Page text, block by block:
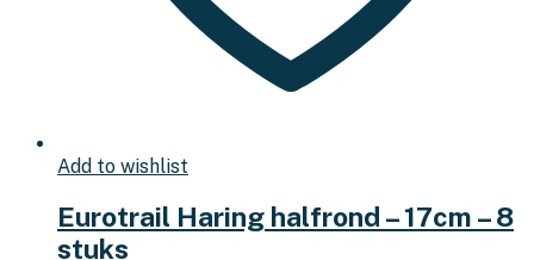
Add to wishlist
Eurotrail Haring halfrond – 17cm – 8
stuks